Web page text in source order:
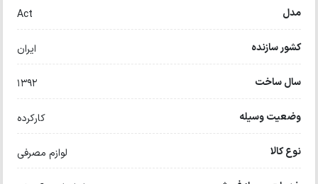
مدل Act
کشور سازنده ایران
سال ساخت ۱۳۹۲
وضعیت وسیله کارکرده
نوع کالا لوازم مصرفی